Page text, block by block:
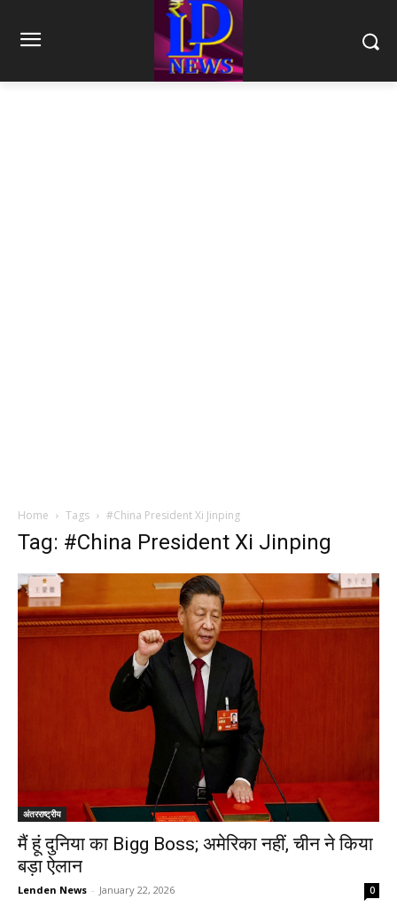
Home Tags #China President Xi Jinping
Tag: #China President Xi Jinping
अंतरराष्ट्रीय
मैं हूं दुनिया का Bigg Boss; अमेरिका नहीं, चीन ने किया
बड़ा ऐलान
Lenden News - January 22, 2026 0